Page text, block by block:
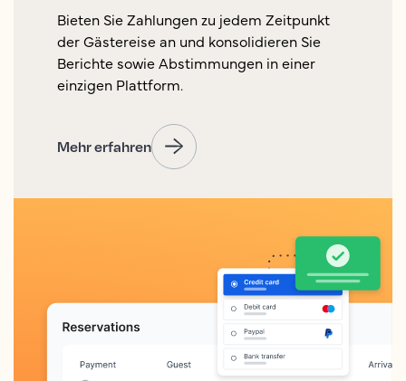
Bieten Sie Zahlungen zu jedem Zeitpunkt
der Gästereise an und konsolidieren Sie
Berichte sowie Abstimmungen in einer
einzigen Plattform.
Mehr erfahren